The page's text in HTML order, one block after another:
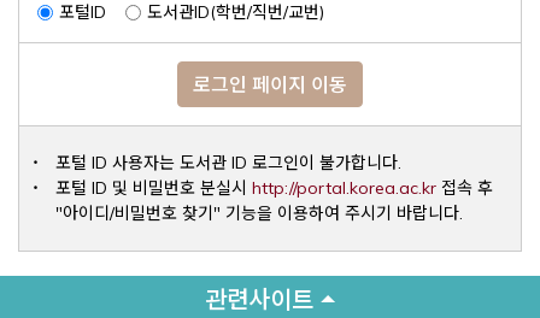
포털ID 도서관ID(학번/직번/교번)
로그인 페이지 이동
포털 ID 사용자는 도서관 ID 로그인이 불가합니다.
포털 ID 및 비밀번호 분실시 http://portal.korea.ac.krOpens a
접속 후
"아이디/비밀번호 찾기" 기능을 이용하여 주시기 바랍니다.
관련사이트